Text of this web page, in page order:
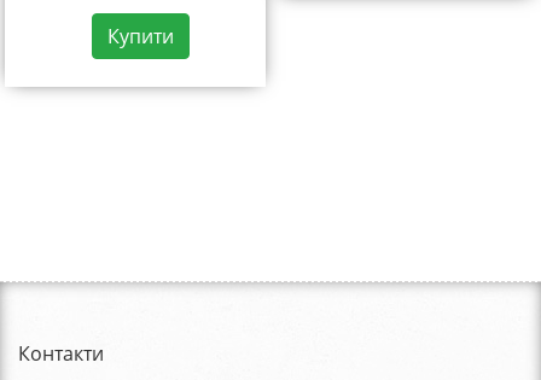
Купити
Контакти